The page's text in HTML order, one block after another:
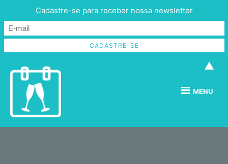
MENU
Cadastre-se para receber nossa newsletter
▲